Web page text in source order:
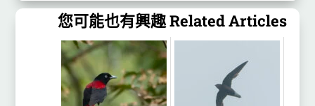
您可能也有興趣 Related Articles